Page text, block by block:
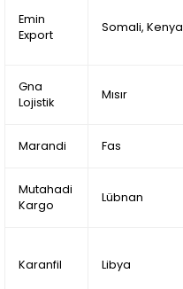
Emin
Export
Somali, Kenya
Gna
Lojistik
Mısır
Marandi Fas
Mutahadi
Kargo
Lübnan
Karanfil Libya